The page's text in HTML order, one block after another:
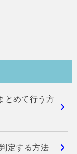
とめて行う方
定する方法